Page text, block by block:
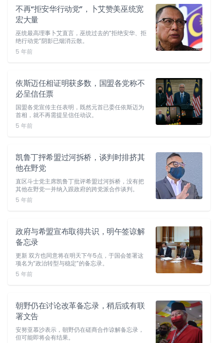
不再“拒安华行动党”，卜艾赞美巫统宽
宏大量
巫统最高理事卜艾直言，巫统过去的“拒绝安华、拒
绝行动党”阴影已烟消云散。
5 年前
依斯迈任相证明获多数，国盟各党称不
必呈信任票
国盟各党宣传主任表明，既然元首已委任依斯迈为
首相，就不再需提呈信任动议。
5 年前
凯鲁丁抨希盟过河拆桥，谈判时排挤其
他在野党
直区斗士党主席凯鲁丁批评希盟过河拆桥，没有把
其他在野党一并纳入跟政府的跨党派合作谈判。
5 年前
政府与希盟宣布取得共识，明午签谅解
备忘录
更新 双方也同意将在明天下午5点，于国会签署这
项名为“政治转型与稳定”的备忘录。
5 年前
朝野仍在讨论改革备忘录，稍后或有联
署文告
安努亚慕沙表示，朝野仍在磋商合作谅解备忘录，
但可能即将会有结果。